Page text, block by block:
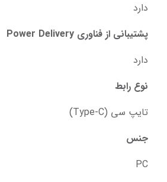
دارد
پشتیبانی از فناوری Power Delivery
دارد
نوع رابط
تایپ سی (Type-C)
جنس
PC